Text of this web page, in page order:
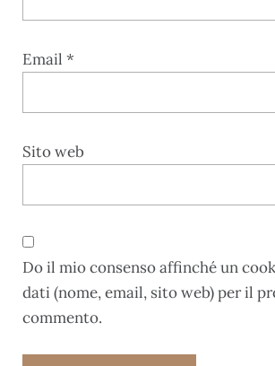
Email *
Sito web
Do il mio consenso affinché un
dati (nome, email, sito web) per il
commento.